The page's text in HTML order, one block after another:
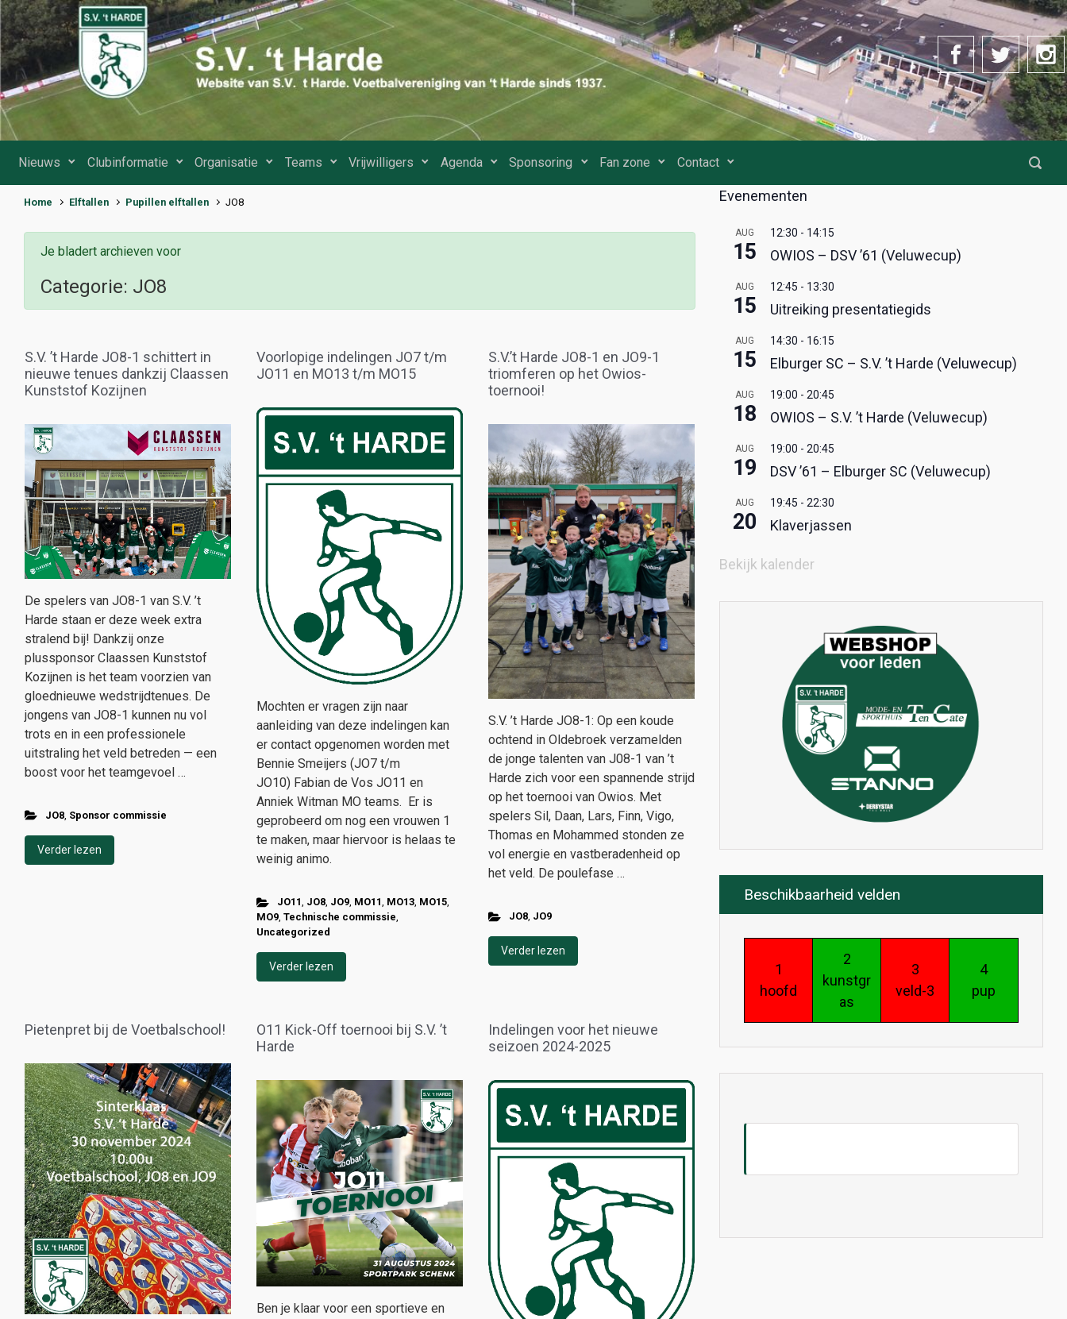
Spring naar de hoofdinhoud
Nieuws Clubinformatie Organisatie Teams Vrijwilligers Agenda Sponsoring Fan zone Contact
Home Elftallen Pupillen elftallen JO8
Je bladert archieven voor
Categorie: JO8
S.V. ’t Harde JO8-1 schittert in
nieuwe tenues dankzij Claassen
Kunststof Kozijnen
De spelers van JO8-1 van S.V. ’t
Harde staan er deze week extra
stralend bij! Dankzij onze
plussponsor Claassen Kunststof
Kozijnen is het team voorzien van
gloednieuwe wedstrijdtenues. De
jongens van JO8-1 kunnen nu vol
trots en in een professionele
uitstraling het veld betreden — een
boost voor het teamgevoel …
JO8, Sponsor commissie
Verder lezen
Voorlopige indelingen JO7 t/m
JO11 en MO13 t/m MO15
Mochten er vragen zijn naar
aanleiding van deze indelingen kan
er contact opgenomen worden met
Bennie Smeijers (JO7 t/m
JO10) Fabian de Vos JO11 en
Anniek Witman MO teams. Er is
geprobeerd om nog een vrouwen 1
te maken, maar hiervoor is helaas te
weinig animo.
JO11, JO8, JO9, MO11, MO13, MO15,
MO9, Technische commissie,
Uncategorized
Verder lezen
S.V.’t Harde JO8-1 en JO9-1
triomferen op het Owios-
toernooi!
S.V. ’t Harde JO8-1: Op een koude
ochtend in Oldebroek verzamelden
de jonge talenten van J08-1 van ’t
Harde zich voor een spannende strijd
op het toernooi van Owios. Met
spelers Sil, Daan, Lars, Finn, Vigo,
Thomas en Mohammed stonden ze
vol energie en vastberadenheid op
het veld. De poulefase …
JO8, JO9
Verder lezen
Pietenpret bij de Voetbalschool!
O11 Kick-Off toernooi bij S.V. ’t
Harde
Ben je klaar voor een sportieve en
Indelingen voor het nieuwe
seizoen 2024-2025
Evenementen
AUG
15
12:30 - 14:15
OWIOS – DSV ’61 (Veluwecup)
AUG
15
12:45 - 13:30
Uitreiking presentatiegids
AUG
15
14:30 - 16:15
Elburger SC – S.V. ’t Harde (Veluwecup)
AUG
18
19:00 - 20:45
OWIOS – S.V. ’t Harde (Veluwecup)
AUG
19
19:00 - 20:45
DSV ’61 – Elburger SC (Veluwecup)
AUG
20
19:45 - 22:30
Klaverjassen
Bekijk kalender
Beschikbaarheid velden
1
hoofd
2
kunstgr
as
3
veld-3
4
pup